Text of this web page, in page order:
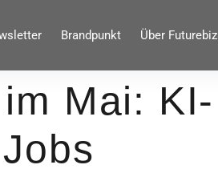
Brandpunkt Über Futurebiz
Mai: KI-